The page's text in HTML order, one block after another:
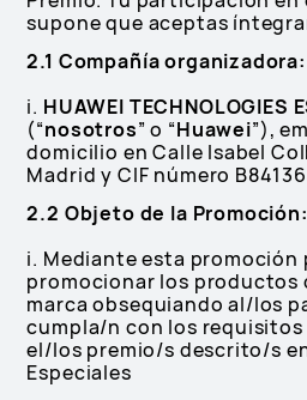
supone que aceptas
2.1 Compañía organizadora:
i. HUAWEI TECHNOLOGIES
(“nosotros” o “Huawei”),
domicilio en Calle Isabel
Madrid y CIF número
2.2 Objeto de la Promoción:
i. Mediante esta promoción
promocionar los productos
marca obsequiando al/los
cumpla/n con los requisitos
el/los premio/s descrito/s
Especiales